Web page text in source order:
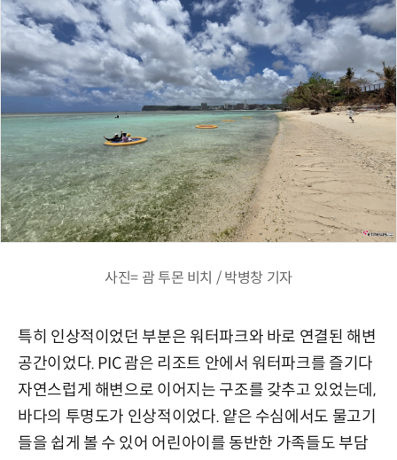
사진= 괌 투몬 비치 / 박병창 기자
특히 인상적이었던 부분은 워터파크와 바로 연결된 해변
공간이었다. PIC 괌은 리조트 안에서 워터파크를 즐기다
자연스럽게 해변으로 이어지는 구조를 갖추고 있었는데,
바다의 투명도가 인상적이었다. 얕은 수심에서도 물고기
들을 쉽게 볼 수 있어 어린아이를 동반한 가족들도 부담